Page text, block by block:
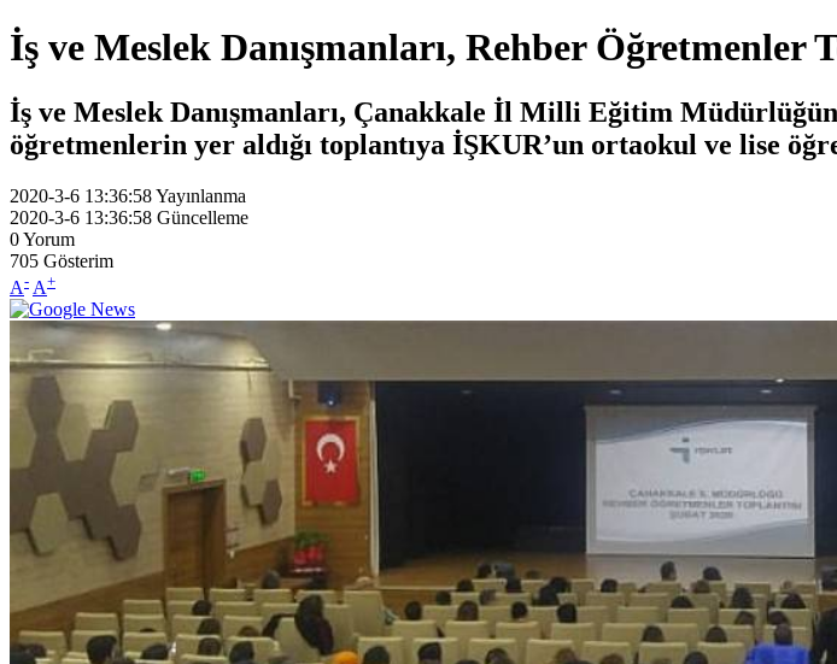
İş ve Meslek Danışmanları, Rehber Öğretmenler
İş ve Meslek Danışmanları, Çanakkale İl Milli Eğitim
öğretmenlerin yer aldığı toplantıya İŞKUR’un ortaokul ve lise
2020-3-6 13:36:58Yayınlanma
2020-3-6 13:36:58 Güncelleme
0Yorum
705 Gösterim
A- A+